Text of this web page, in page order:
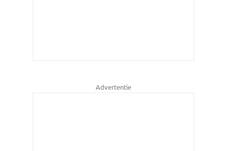
Advertentie